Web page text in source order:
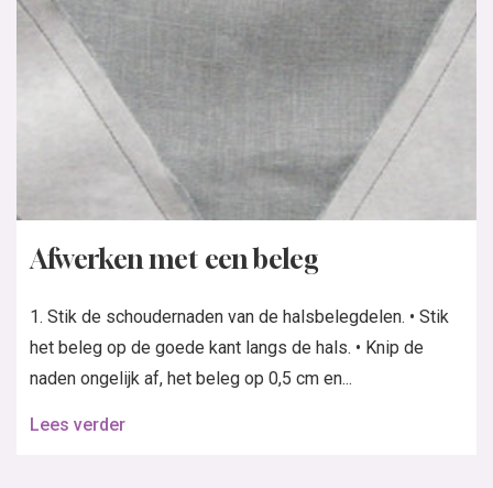
Afwerken met een beleg
1. Stik de schoudernaden van de halsbelegdelen. • Stik
het beleg op de goede kant langs de hals. • Knip de
naden ongelijk af, het beleg op 0,5 cm en...
Lees verder